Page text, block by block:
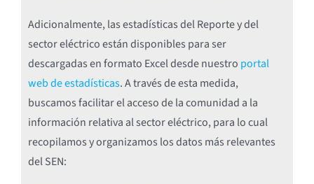
Adicionalmente, las estadísticas del Reporte y del
sector eléctrico están disponibles para ser
descargadas en formato Excel desde nuestro portal
web de estadísticas. A través de esta medida,
buscamos facilitar el acceso de la comunidad a la
información relativa al sector eléctrico, para lo cual
recopilamos y organizamos los datos más relevantes
del SEN: